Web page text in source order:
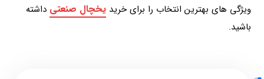
ویژگی‌ های بهترین انتخاب را برای خرید یخچال صنعتی داشته
باشید.